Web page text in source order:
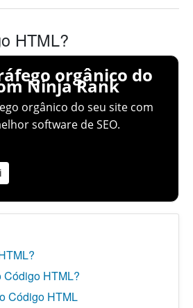
HTML?
orgânico do
Ninja Rank
orgânico do seu site com
software de SEO.
Código HTML?
Código HTML